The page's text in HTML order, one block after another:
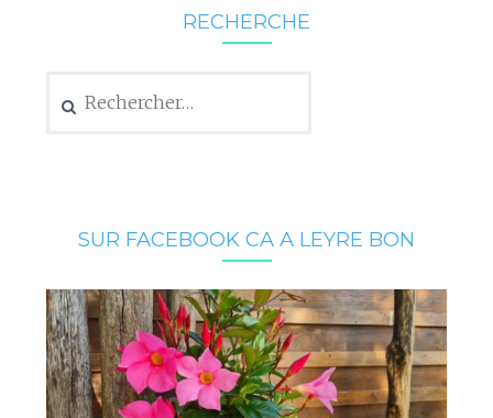
RECHERCHE
SUR FACEBOOK CA A LEYRE BON